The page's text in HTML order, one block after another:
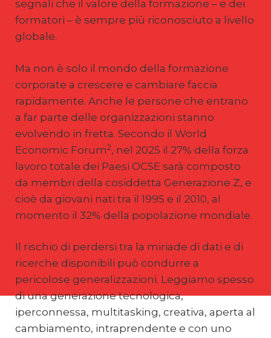
segnali che il valore della formazione – e dei
formatori – è sempre più riconosciuto a livello
globale.
Ma non è solo il mondo della formazione
corporate a crescere e cambiare faccia
rapidamente. Anche le persone che entrano
a far parte delle organizzazioni stanno
evolvendo in fretta. Secondo il World
Economic Forum2, nel 2025 il 27% della forza
lavoro totale dei Paesi OCSE sarà composto
da membri della cosiddetta Generazione Z, e
cioè da giovani nati tra il 1995 e il 2010, al
momento il 32% della popolazione mondiale.
Il rischio di perdersi tra la miriade di dati e di
ricerche disponibili può condurre a
pericolose generalizzazioni. Leggiamo spesso
di una generazione tecnologica,
iperconnessa, multitasking, creativa, aperta al
cambiamento, intraprendente e con uno